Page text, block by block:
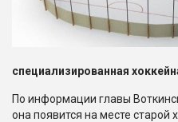
специализированная
По информации главы
она появится на месте старой